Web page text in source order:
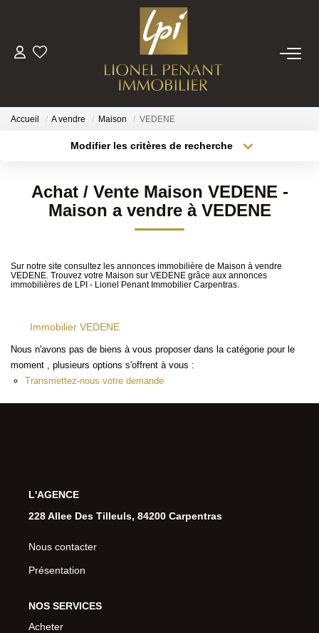
VENTES
PRESTIGE
ESTIMATION
CONTACT
Accueil A vendre Maison VEDENE
Modifier les critères de recherche
Surface min Budget max
Achat / Vente Maison VEDENE -
Maison a vendre à VEDENE
Sur notre site consultez les annonces immobilière de Maison à vendre
VEDENE. Trouvez votre Maison sur VEDENE grâce aux annonces
immobilières de LPI - Lionel Penant Immobilier Carpentras.
Immobilier VEDENE
Nous n'avons pas de biens à vous proposer dans la catégorie pour le
moment , plusieurs options s'offrent à vous :
Transmettez-nous votre demande
L'AGENCE
228 Allee Des Tilleuls, 84200 Carpentras
Nous contacter
Présentation
NOS SERVICES
Acheter